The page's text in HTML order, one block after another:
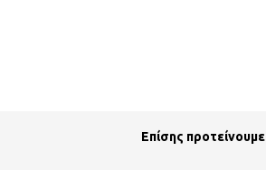
Επίσης προτείνουμε